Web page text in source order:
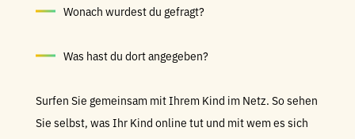
Wonach wurdest du gefragt?
Was hast du dort angegeben?
Surfen Sie gemeinsam mit Ihrem Kind im Netz. So sehen
Sie selbst, was Ihr Kind online tut und mit wem es sich